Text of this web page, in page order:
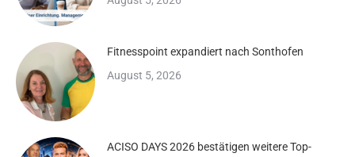
Fitnesspoint expandiert nach Sonthofen
August 5, 2026
ACISO DAYS 2026 bestätigen weitere Top-